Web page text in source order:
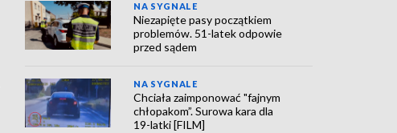
NA SYGNALE
Niezapięte pasy początkiem
problemów. 51-latek odpowie
przed sądem
NA SYGNALE
Chciała zaimponować "fajnym
chłopakom”. Surowa kara dla
19-latki [FILM]